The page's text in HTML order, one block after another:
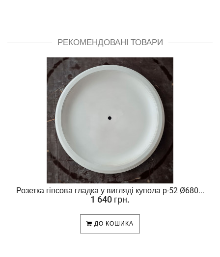
РЕКОМЕНДОВАНІ ТОВАРИ
Розетка гіпсова гладка у вигляді купола р-52 Ø680...
1 640 грн.
ДО КОШИКА